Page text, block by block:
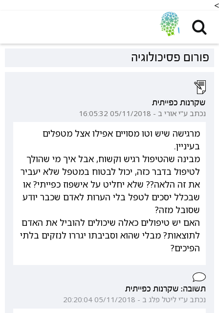
<
פורום פסיכולוגיה
שקרנות כפייתית
נכתב ע"י אורי ב - 05/11/2018 16:05:32
מרגישה שיש וטו מסויים אפילו אצל מטפלים
בעיניין.
מבינה שהטיפול רגיש וקשוח, אבל איך מי שהולך
לטיפול בדבר כזה, יכול לבטוח במטפל שלא יעביר
את זה הלאה?? שלא יחליט על אישפוז כפייתי? או
שבכלל יסכים לטפל בלי הערות לאדם שכבר יודע
שסובל מזה?
האם יש טיפולים כאלה שיכולים להוביל את האדם
לתוצאות? מבלי שהוא וסביבתו יגררו לנזקים בלתי
הפיכים?
תשובה: שקרנות כפייתית
נכתב ע"י ליטל פלג ב - 05/11/2018 20:20:04